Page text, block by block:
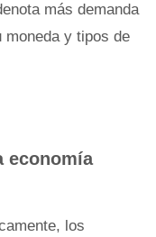
más demanda
y tipos de
economía
los